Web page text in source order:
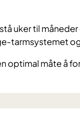
uker til
tarmsystemet
optimal måte å